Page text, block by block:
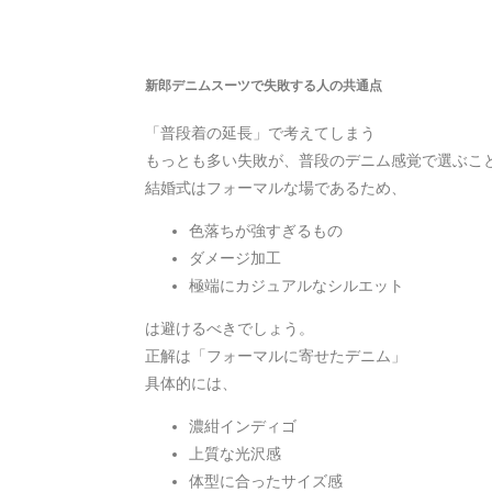
新郎デニムスーツで失敗する人の共通点
「普段着の延長」で考えてしまう
もっとも多い失敗が、普段のデニム感覚で選ぶこ
結婚式はフォーマルな場であるため、
色落ちが強すぎるもの
ダメージ加工
極端にカジュアルなシルエット
は避けるべきでしょう。
正解は「フォーマルに寄せたデニム」
具体的には、
濃紺インディゴ
上質な光沢感
体型に合ったサイズ感